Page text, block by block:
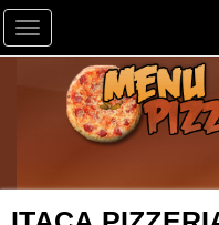
Toggle navigation